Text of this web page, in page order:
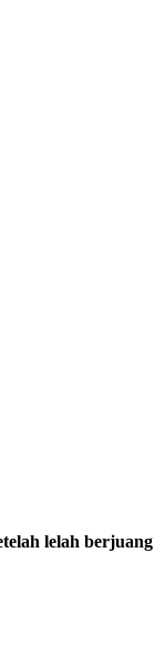
lelah berjuang